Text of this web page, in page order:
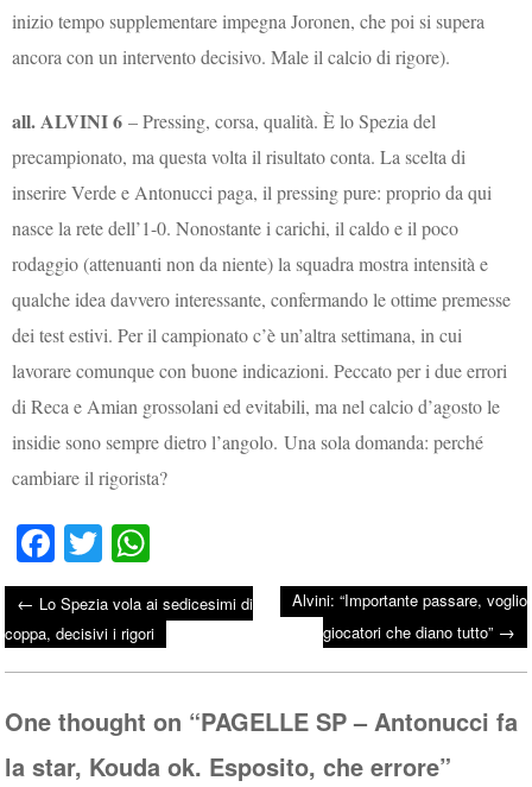
inizio tempo supplementare impegna Joronen, che poi si supera
ancora con un intervento decisivo. Male il calcio di rigore).
all. ALVINI 6– Pressing, corsa, qualità. È lo Spezia del
precampionato, ma questa volta il risultato conta. La scelta di
inserire Verde e Antonucci paga, il pressing pure: proprio da qui
nasce la rete dell’1-0. Nonostante i carichi, il caldo e il poco
rodaggio (attenuanti non da niente) la squadra mostra intensità e
qualche idea davvero interessante, confermando le ottime premesse
dei test estivi. Per il campionato c’è un’altra settimana, in cui
lavorare comunque con buone indicazioni. Peccato per i due errori
di Reca e Amian grossolani ed evitabili, ma nel calcio d’agosto le
insidie sono sempre dietro l’angolo. Una sola domanda: perché
cambiare il rigorista?
Fa
ce
bo
ok
T
wi
tte
r
ha
ts
A
Post navigation
← Lo Spezia vola ai sedicesimi di
coppa, decisivi i rigori
Alvini: “Importante passare, voglio
giocatori che diano tutto” →
One thought on “PAGELLE SP – Antonucci fa
la star, Kouda ok. Esposito, che errore”